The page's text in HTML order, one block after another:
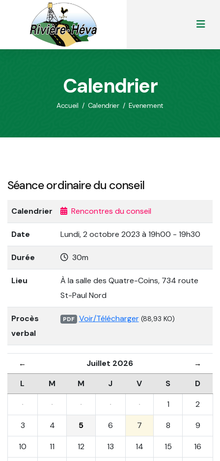
Calendrier
Accueil / Calendrier / Evenement
Séance ordinaire du conseil
Calendrier Rencontres du conseil
Date Lundi, 2 octobre 2023 à 19h00 - 19h30
Durée 30m
Lieu
À la salle des Quatre-Coins, 734 route
St-Paul Nord
Procès
verbal
PDF Voir/Télécharger (88,93 KO)
← Juillet 2026 →
L M M J V S
D
·
· · · · 1 2
3 4 5 6 7 8 9
10 11 12 13 14 15 16